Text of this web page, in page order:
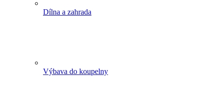
Dílna a zahrada
Výbava do koupelny